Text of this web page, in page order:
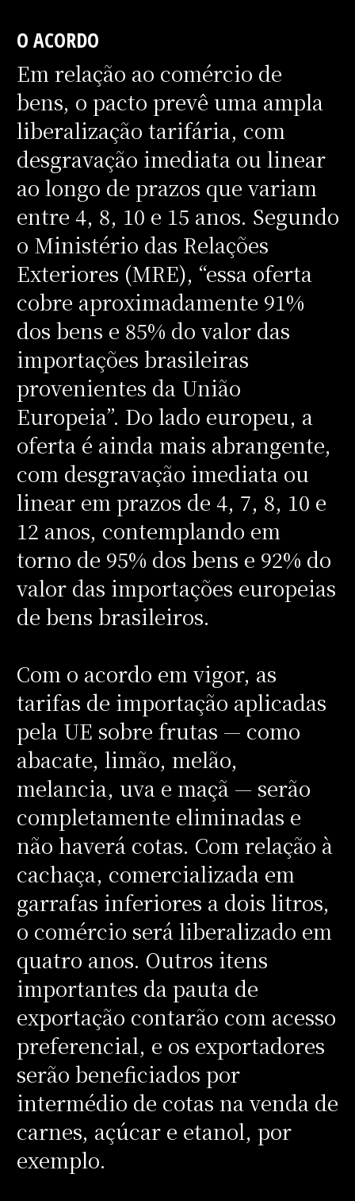
O ACORDO
Em relação ao comércio de
bens, o pacto prevê uma ampla
liberalização tarifária, com
desgravação imediata ou linear
ao longo de prazos que variam
entre 4, 8, 10 e 15 anos. Segundo
o Ministério das Relações
Exteriores (MRE), “essa oferta
cobre aproximadamente 91%
dos bens e 85% do valor das
importações brasileiras
provenientes da União
Europeia”. Do lado europeu, a
oferta é ainda mais abrangente,
com desgravação imediata ou
linear em prazos de 4, 7, 8, 10 e
12 anos, contemplando em
torno de 95% dos bens e 92% do
valor das importações europeias
de bens brasileiros.
Com o acordo em vigor, as
tarifas de importação aplicadas
pela UE sobre frutas — como
abacate, limão, melão,
melancia, uva e maçã — serão
completamente eliminadas e
não haverá cotas. Com relação à
cachaça, comercializada em
garrafas inferiores a dois litros,
o comércio será liberalizado em
quatro anos. Outros itens
importantes da pauta de
exportação contarão com acesso
preferencial, e os exportadores
serão beneficiados por
intermédio de cotas na venda de
carnes, açúcar e etanol, por
exemplo.